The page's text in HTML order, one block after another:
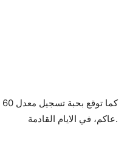
عاكم، في الايام القادمة.